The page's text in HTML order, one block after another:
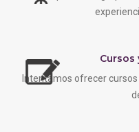
Intentamos ofrecer